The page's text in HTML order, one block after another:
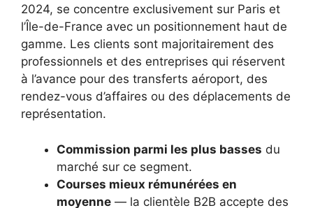
2024, se concentre exclusivement sur Paris et
l’Île-de-France avec un positionnement haut de
gamme. Les clients sont majoritairement des
professionnels et des entreprises qui réservent
à l’avance pour des transferts aéroport, des
rendez-vous d’affaires ou des déplacements de
représentation.
Commission parmi les plus basses du
marché sur ce segment.
Courses mieux rémunérées en
moyenne — la clientèle B2B accepte des